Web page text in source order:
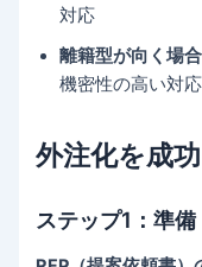
対応
離籍型が向く場合
機密性の高い対応
外注化を成
ステップ1：準備